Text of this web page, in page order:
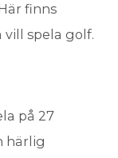
finns
vill spela golf.
på 27
härlig